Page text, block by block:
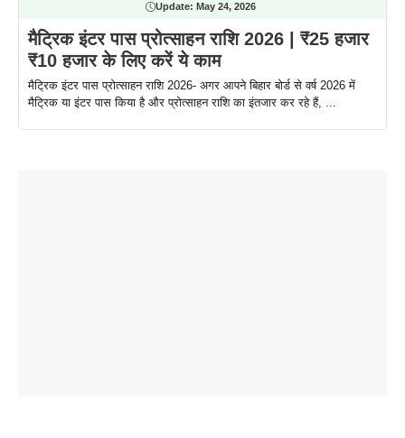
Update: May 24, 2026
मैट्रिक इंटर पास प्रोत्साहन राशि 2026 | ₹25 हजार
₹10 हजार के लिए करें ये काम
मैट्रिक इंटर पास प्रोत्साहन राशि 2026- अगर आपने बिहार बोर्ड से वर्ष 2026 में
मैट्रिक या इंटर पास किया है और प्रोत्साहन राशि का इंतजार कर रहे हैं, ...